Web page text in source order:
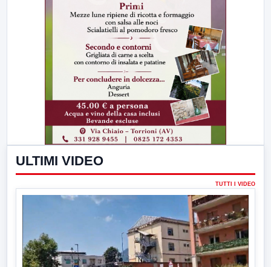
ULTIMI VIDEO
TUTTI I VIDEO